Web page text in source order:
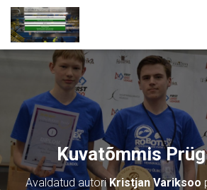
Kuvatõmmis
Avaldatud autoriKristjan Variksoo